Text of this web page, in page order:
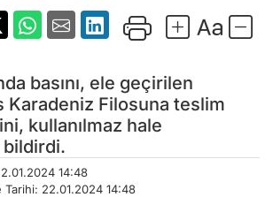
basını, ele geçirilen
Karadeniz Filosuna teslim
kullanılmaz hale
14:48
22.01.2024 14:48